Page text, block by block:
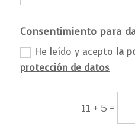
Consentimiento para
He leído y acepto la
protección de datos
11 + 5 =